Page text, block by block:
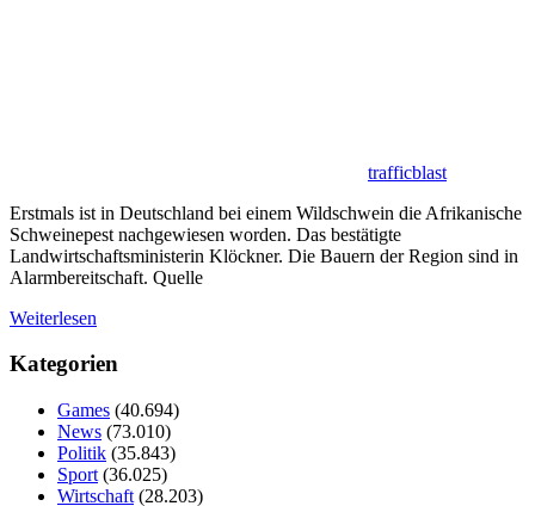
trafficblast
Erstmals ist in Deutschland bei einem Wildschwein die Afrikanische
Schweinepest nachgewiesen worden. Das bestätigte
Landwirtschaftsministerin Klöckner. Die Bauern der Region sind in
Alarmbereitschaft. Quelle
Weiterlesen
Kategorien
Games (40.694)
News (73.010)
Politik (35.843)
Sport (36.025)
Wirtschaft (28.203)